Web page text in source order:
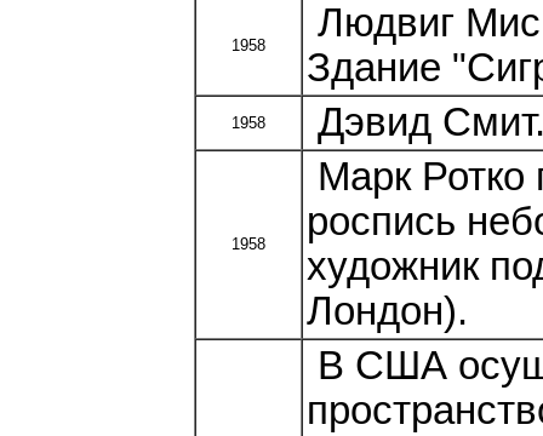
1958
Людвиг
Здание
1958 Дэвид
1958
Марк Ротко
роспись
художник
Лондон).
В США